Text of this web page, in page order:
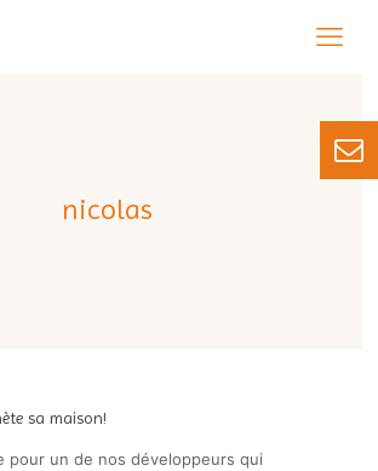
nicolas
sa maison!
pour un de nos développeurs qui